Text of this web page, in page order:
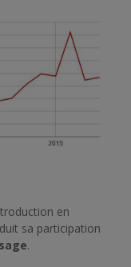
en
sa participation
.